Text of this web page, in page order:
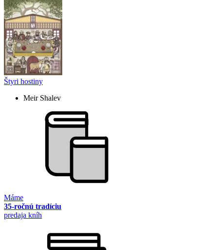
Štyri hostiny
Meir Shalev
Máme
35-ročnú tradíciu
predaja kníh